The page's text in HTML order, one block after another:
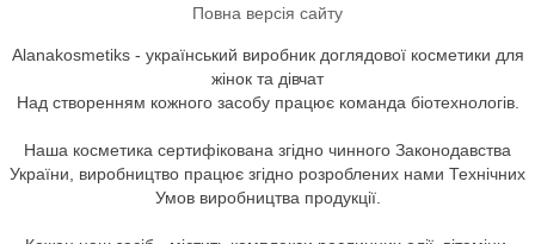
Повна версія сайту
Alanakosmetiks - український виробник доглядової косметики для
жінок та дівчат
Над створенням кожного засобу працює команда біотехнологів.
Наша косметика сертифікована згідно чинного Законодавства
України, виробництво працює згідно розроблених нами Технічних
Умов виробництва продукції.